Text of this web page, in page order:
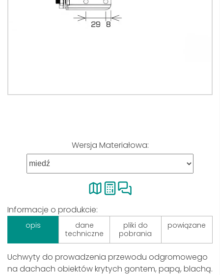
Wersja Materiałowa:
Informacje o produkcie:
opis
dane
techniczne
pliki do
pobrania
powiązane
Uchwyty do prowadzenia przewodu odgromowego
na dachach obiektów krytych gontem, papą, blachą.